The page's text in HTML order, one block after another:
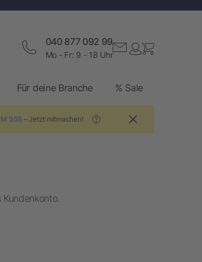
040 877 092 99
Mo - Fr: 9 - 18 Uhr
Für deine Branche % Sale
55S – Jetzt mitmachen! ?